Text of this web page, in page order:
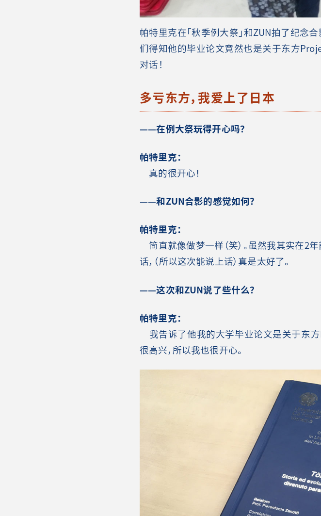
帕特里克在「秋季例大祭」和ZUN拍了纪念
们得知他的毕业论文竟然也是关于东方
对话！
多亏东方，我爱上了日本
——在例大祭玩得开心吗？
帕特里克：
真的很开心！
——和ZUN合影的感觉如何？
帕特里克：
简直就像做梦一样（笑）。虽然我其实在2
话，（所以这次能说上话）真是太好了。
——这次和ZUN说了些什么？
帕特里克：
我告诉了他我的大学毕业论文是关于东方
很高兴，所以我也很开心。